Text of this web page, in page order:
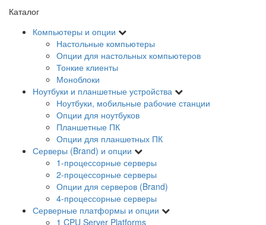
Каталог
Компьютеры и опции
Настольные компьютеры
Опции для настольных компьютеров
Тонкие клиенты
Моноблоки
Ноутбуки и планшетные устройства
Ноутбуки, мобильные рабочие станции
Опции для ноутбуков
Планшетные ПК
Опции для планшетных ПК
Серверы (Brand) и опции
1-процессорные серверы
2-процессорные серверы
Опции для серверов (Brand)
4-процессорные серверы
Серверные платформы и опции
1 CPU Server Platforms